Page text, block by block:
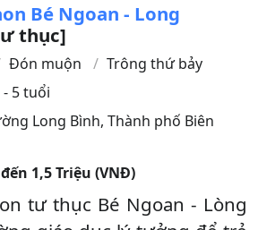
Bé Ngoan - Long
thục]
Đón muộn
Trông thứ bảy
5 tuổi
Long Bình, Thành phố Biên
1,5 Triệu (VNĐ)
tư thục Bé Ngoan - Lòng